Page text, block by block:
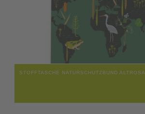
STOFFTASCHE NATURSCHUTZBUND ALTROSA